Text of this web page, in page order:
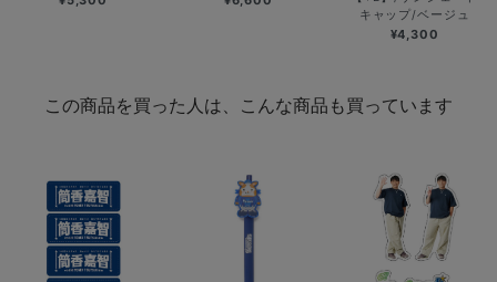
キャップ/ベージュ
¥4,300
この商品を買った人は、こんな商品も買っています